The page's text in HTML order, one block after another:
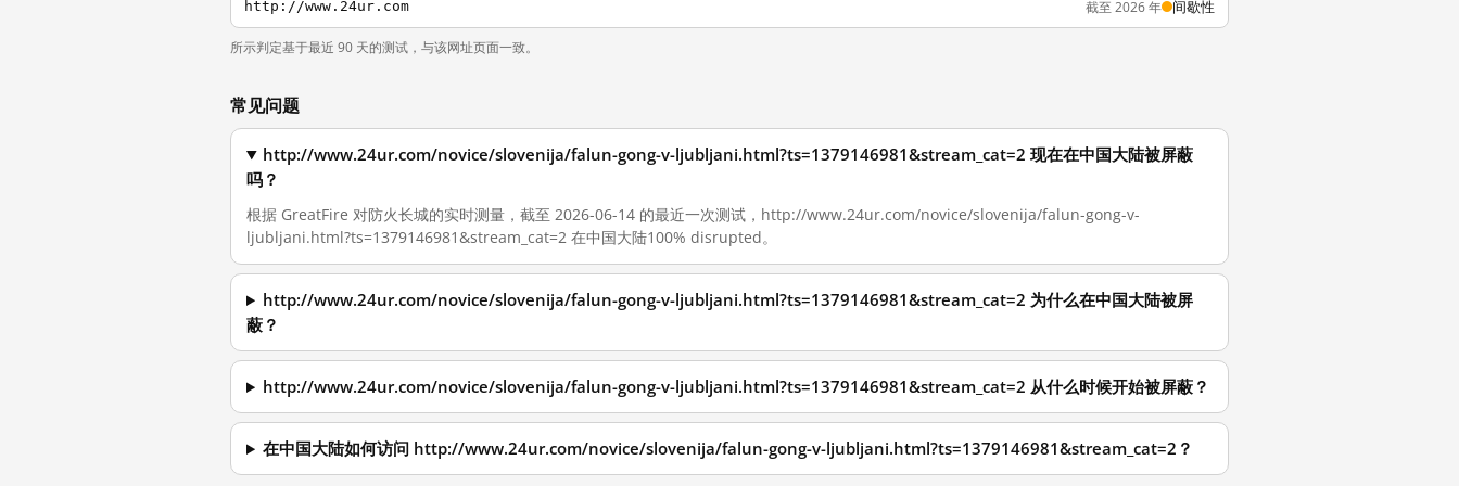
http://www.24ur.com 截至 2026 年 间歇性
所示判定基于最近 90 天的测试，与该网址页面一致。
常见问题
http://www.24ur.com/novice/slovenija/falun-gong-v-ljubljani.html?ts=1379146981&stream_cat=2 现在在中国大陆被屏蔽
吗？
根据 GreatFire 对防火长城的实时测量，截至 2026-06-14 的最近一次测试，http://www.24ur.com/novice/slovenija/falun-gong-v-
ljubljani.html?ts=1379146981&stream_cat=2 在中国大陆100% disrupted。
http://www.24ur.com/novice/slovenija/falun-gong-v-ljubljani.html?ts=1379146981&stream_cat=2 为什么在中国大陆被屏
蔽？
http://www.24ur.com/novice/slovenija/falun-gong-v-ljubljani.html?ts=1379146981&stream_cat=2 从什么时候开始被屏蔽？
在中国大陆如何访问 http://www.24ur.com/novice/slovenija/falun-gong-v-ljubljani.html?ts=1379146981&stream_cat=2？